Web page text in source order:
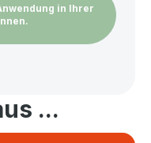
in Ihrer
...